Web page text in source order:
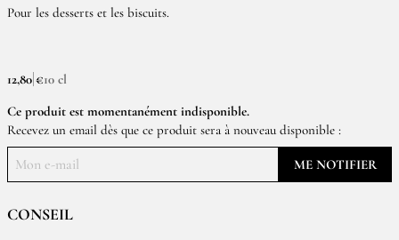
Pour les desserts et les biscuits.
12,80 €10 cl
Ce produit est momentanément indisponible.
Recevez un email dès que ce produit sera à nouveau disponible :
ME NOTIFIER
CONSEIL